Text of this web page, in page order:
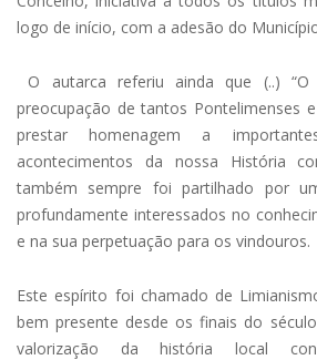
logo de início, com a adesão do
O autarca referiu ainda que (..)
preocupação de tantos Pontelimenses
prestar homenagem a
acontecimentos da nossa História
também sempre foi partilhado por
profundamente interessados no
e na sua perpetuação para os vindouros.
Este espírito foi chamado de
bem presente desde os finais do
valorização da história local